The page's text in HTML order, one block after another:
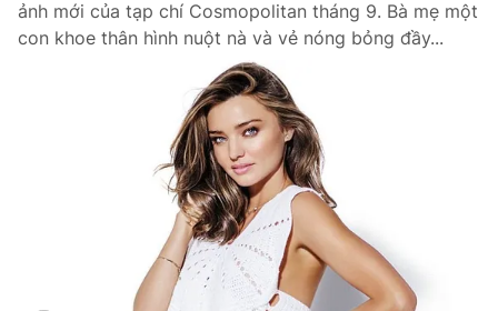
Tổng đài VTV: 024.38 355 931 - 024.38 355 932
024-7300.7108
ảnh mới của tạp chí Cosmopolitan tháng 9. Bà mẹ một
con khoe thân hình nuột nà và vẻ nóng bỏng đầy...